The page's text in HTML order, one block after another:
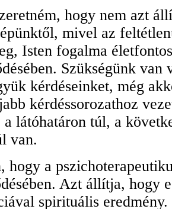
hogy nem azt
mivel az
Isten fogalma
Szük­ségünk
kérdéseinket, még
kérdéssorozathoz
látóhatáron túl, a
van.
hogy a
Azt állítja, hogy
spirituális